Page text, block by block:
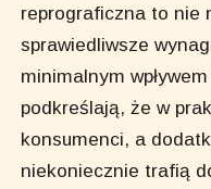
reprograficzna to nie
sprawiedliwsze
minimalnym
podkreślają, że w
konsumenci, a
niekoniecznie trafią